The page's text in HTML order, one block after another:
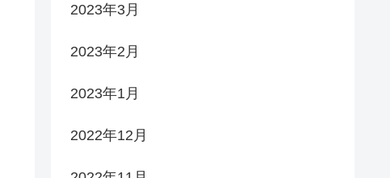
2023年3月
2023年2月
2023年1月
2022年12月